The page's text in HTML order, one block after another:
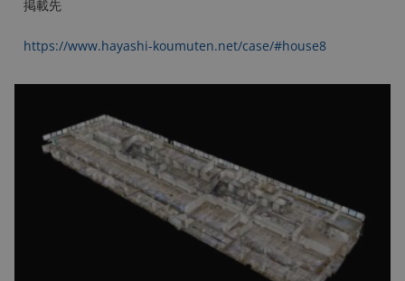
掲載先
https://www.hayashi-koumuten.net/case/#house8